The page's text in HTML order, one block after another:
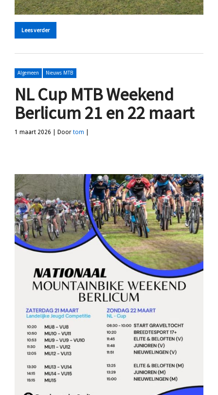
Lees verder
Algemeen Nieuws MTB
NL Cup MTB Weekend
Berlicum 21 en 22 maart
1 maart 2026 | Door tom